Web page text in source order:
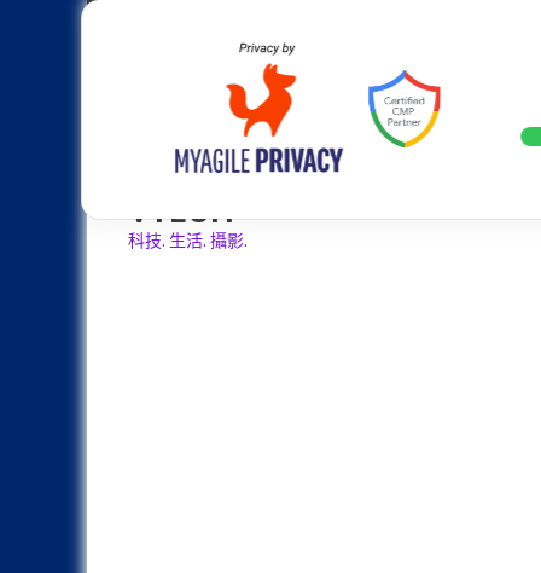
Skip
20週年大革新：蘋果 iPhone 20
VTECH
科技. 生活. 攝影.